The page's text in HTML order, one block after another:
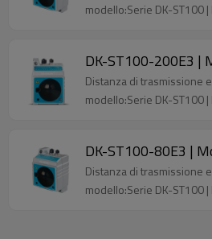
modello:Serie DK-ST100
DK-ST100-200E3 |
Distanza di trasmissione
modello:Serie DK-ST100
DK-ST100-80E3 |
Distanza di trasmissione
modello:Serie DK-ST100